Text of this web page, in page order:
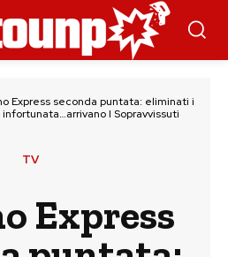
Express seconda puntata: eliminati i
I Sopravvissuti
TV
Express